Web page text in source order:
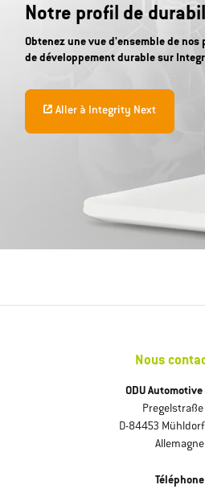
Notre profil de
Obtenez une vue d'ensemble de
de développement durable sur
Aller à Integrity Next
Nous
ODU Automotive
Pregelstraße
D-84453
Allemagne
Téléphone